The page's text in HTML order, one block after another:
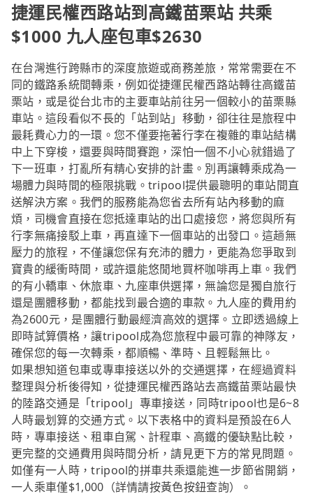
捷運民權西路站到高鐵苗栗站 共乘
$1000 九人座包車$2630
在台灣進行跨縣市的深度旅遊或商務差旅，常常需要在不
同的鐵路系統間轉乘，例如從捷運民權西路站轉往高鐵苗
栗站，或是從台北市的主要車站前往另一個較小的苗栗縣
車站。這段看似不長的「站到站」移動，卻往往是旅程中
最耗費心力的一環。您不僅要拖著行李在複雜的車站結構
中上下穿梭，還要與時間賽跑，深怕一個不小心就錯過了
下一班車，打亂所有精心安排的計畫。別再讓轉乘成為一
場體力與時間的極限挑戰。tripool提供最聰明的車站間直
送解決方案。我們的服務能為您省去所有站內移動的麻
煩，司機會直接在您抵達車站的出口處接您，將您與所有
行李無痛接駁上車，再直達下一個車站的出發口。這趟無
壓力的旅程，不僅讓您保有充沛的體力，更能為您爭取到
寶貴的緩衝時間，或許還能悠閒地買杯咖啡再上車。我們
的有小轎車、休旅車、九座車供選擇，無論您是獨自旅行
還是團體移動，都能找到最合適的車款。九人座的費用約
為2600元，是團體行動最經濟高效的選擇。立即透過線上
即時試算價格，讓tripool成為您旅程中最可靠的神隊友，
確保您的每一次轉乘，都順暢、準時、且輕鬆無比。
如果想知道包車或專車接送以外的交通選擇，在經過資料
整理與分析後得知，從捷運民權西路站去高鐵苗栗站最快
的陸路交通是「tripool」專車接送，同時tripool也是6~8
人時最划算的交通方式。以下表格中的資料是預設在6人
時，專車接送、租車自駕、計程車、高鐵的優缺點比較，
更完整的交通費用與時間分析，請見更下方的常見問題。
如僅有一人時，tripool的拼車共乘還能進一步節省開銷，
一人乘車僅$1,000（詳情請按黃色按鈕查詢）。